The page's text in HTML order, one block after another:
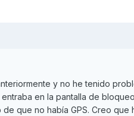
y no he tenido
en la pantalla de
que no había GPS. Creo que